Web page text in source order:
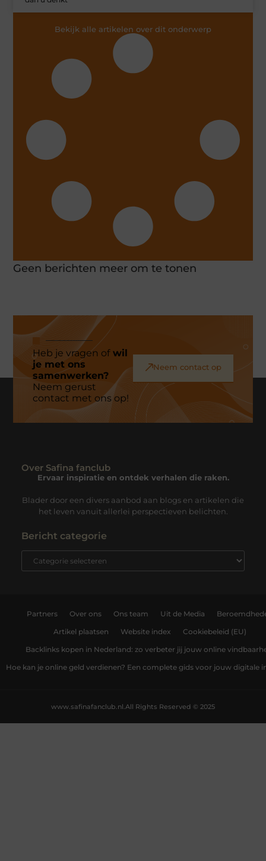
Bekijk alle artikelen over dit onderwerp
Geen berichten meer om te tonen
Heb je vragen ofwil
je met ons
samenwerken?
Neem gerust
contact met ons op!
Neem contact op
Over Safina fanclub
Ervaar inspiratie en ontdek verhalen die raken.
Blader door een divers aanbod aan blogs en artikelen die
het leven vanuit allerlei perspectieven belichten.
Bericht categorie
Partners Over ons Ons team Uit de Media
Artikel plaatsen Website index Cookiebeleid (EU)
Backlinks kopen in Nederland: zo verbeter jij jouw online
Hoe kan je online geld verdienen? Een complete gids voor jouw digitale
All Rights Reserved © 2025
www.safinafanclub.nl.